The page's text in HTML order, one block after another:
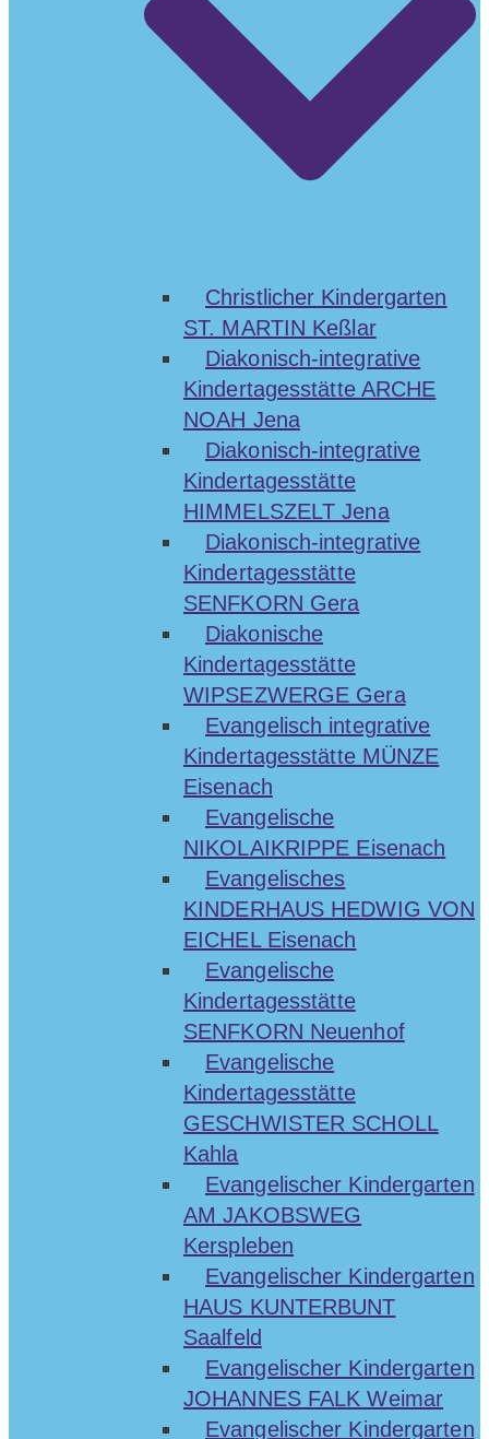
Christlicher Kindergarten
ST. MARTIN Keßlar
Diakonisch-integrative
Kindertagesstätte ARCHE
NOAH Jena
Diakonisch-integrative
Kindertagesstätte
HIMMELSZELT Jena
Diakonisch-integrative
Kindertagesstätte
SENFKORN Gera
Diakonische
Kindertagesstätte
WIPSEZWERGE Gera
Evangelisch integrative
Kindertagesstätte MÜNZE
Eisenach
Evangelische
NIKOLAIKRIPPE Eisenach
Evangelisches
KINDERHAUS HEDWIG VON
EICHEL Eisenach
Evangelische
Kindertagesstätte
SENFKORN Neuenhof
Evangelische
Kindertagesstätte
GESCHWISTER SCHOLL
Kahla
Evangelischer Kindergarten
AM JAKOBSWEG
Kerspleben
Evangelischer Kindergarten
HAUS KUNTERBUNT
Saalfeld
Evangelischer Kindergarten
JOHANNES FALK Weimar
Evangelischer Kindergarten